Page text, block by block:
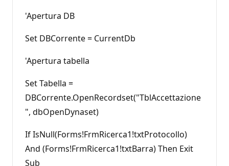
'Apertura DB
Set DBCorrente = CurrentDb
'Apertura tabella
Set Tabella =
DBCorrente.OpenRecordset("TblAccettazione
", dbOpenDynaset)
If IsNull(Forms!FrmRicerca1!txtProtocollo)
And (Forms!FrmRicerca1!txtBarra) Then Exit
Sub